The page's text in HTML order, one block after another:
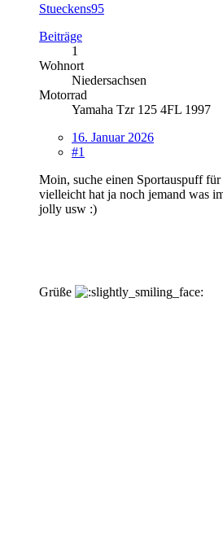
Stueckens95
Beiträge
1
Wohnort
Niedersachsen
Motorrad
Yamaha Tzr 125 4FL 1997
16. Januar 2026
#1
Moin, suche einen Sportauspuff
vielleicht hat ja noch jemand was
jolly usw :)
Grüße